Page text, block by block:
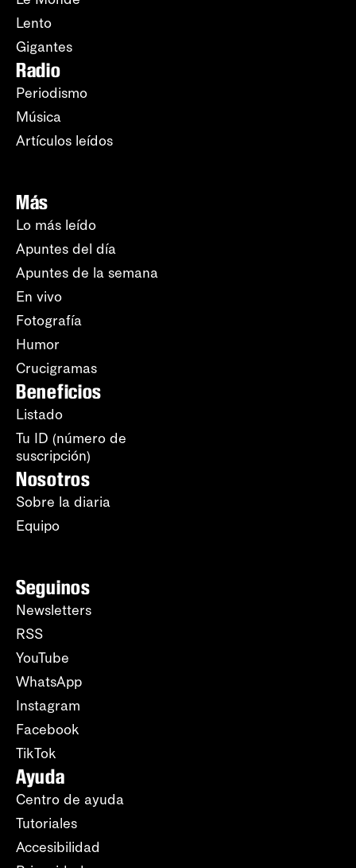
Lento
Gigantes
Radio
Periodismo
Música
Artículos leídos
Más
Lo más leído
Apuntes del día
Apuntes de la semana
En vivo
Fotografía
Humor
Crucigramas
Beneficios
Listado
Tu ID (número de
suscripción)
Nosotros
Sobre la diaria
Equipo
Seguinos
Newsletters
RSS
YouTube
WhatsApp
Instagram
Facebook
TikTok
Ayuda
Centro de ayuda
Tutoriales
Accesibilidad